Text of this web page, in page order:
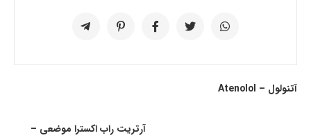
آتنولول – Atenolol
آرتریت راب اکسترا موضعی –